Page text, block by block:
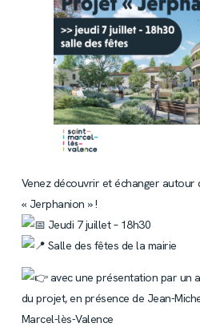
Venez découvrir et échanger autour
« Jerphanion » !
Jeudi 7 juillet – 18h30
Salle des fêtes de la mairie
avec une présentation par un
du projet, en présence de Jean-
Marcel-lès-Valence